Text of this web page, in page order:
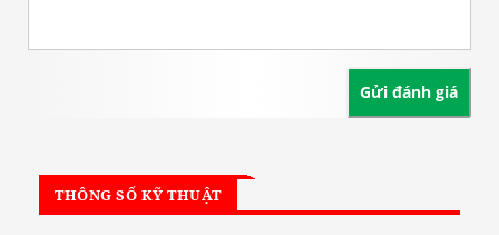
THÔNG SỐ KỸ THUẬT